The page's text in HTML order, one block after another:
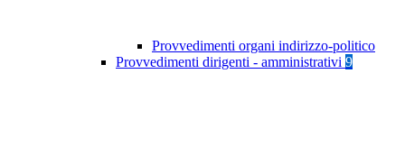
Provvedimenti organi indirizzo-politico
Provvedimenti dirigenti - amministrativi 9